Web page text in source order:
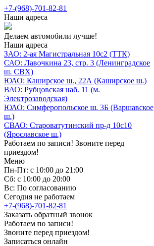
+7-(968)-701-82-81
Наши адреса
Делаем автомобили лучше!
Наши адреса
ЗАО: 2-ая Магистральная 10с2 (ТТК)
САО: Лавочкина 23, стр. 3 (Ленинградское
ш. СВХ)
ЮАО: Каширское ш., 22А (Каширское ш.)
ВАО: Рубцовская наб. 11 (м.
Электрозаводская)
ЮАО: Симферопольское ш. 3Б (Варшавское
ш.)
СВАО: Староватутинский пр-д 10с10
(Ярославское ш.)
Работаем по записи! Звоните перед
приездом!
Меню
Пн-Пт: с 10:00 до 21:00
Сб: с 10:00 до 20:00
Вс: По согласованию
Сегодня не работаем
+7-(968)-701-82-81
Заказать обратный звонок
Работаем по записи!
Звоните перед приездом!
Записаться онлайн